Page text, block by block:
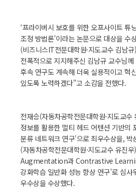
‘프라이버시 보호를 위한 오프사이트 튜
조정 방법론’이라는 논문으로 대상을 수
(비즈니스IT전문대학원·지도교수 김남
전폭적으로 지지해주신 김남규 교수님
후속 연구도 계속해 더욱 실용적이고 혁
있도록 노력하겠다"고 소감을 전했다.
전재승(자동차공학전문대학원·지도교
정보를 활용한 멀티 헤드 어텐션 기반의
분류 네트워크 연구'으로 최우수상을, 박
(자동차공학전문대학원·지도교수 유진
Augmentation과 Contrastive
강화학습 일반화 성능 향상 연구'로 심사
우수상을 수상했다.